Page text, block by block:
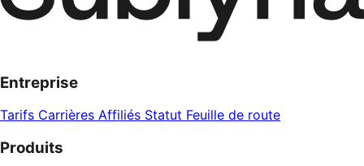
Entreprise
Tarifs Carrières Affiliés Statut Feuille de route
Produits